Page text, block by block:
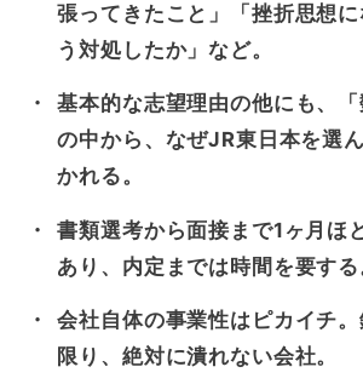
張ってきたこと」「挫折思想
う対処したか」など。
基本的な志望理由の他にも、
の中から、なぜJR東日本を選
かれる。
書類選考から面接まで1ヶ月ほ
あり、内定までは時間を要する
会社自体の事業性はピカイチ
限り、絶対に潰れない会社。